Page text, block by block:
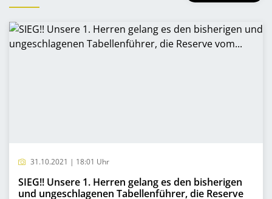
31.10.2021 | 18:01 Uhr
SIEG!! Unsere 1. Herren gelang es den bisherigen
und ungeschlagenen Tabellenführer, die Reserve